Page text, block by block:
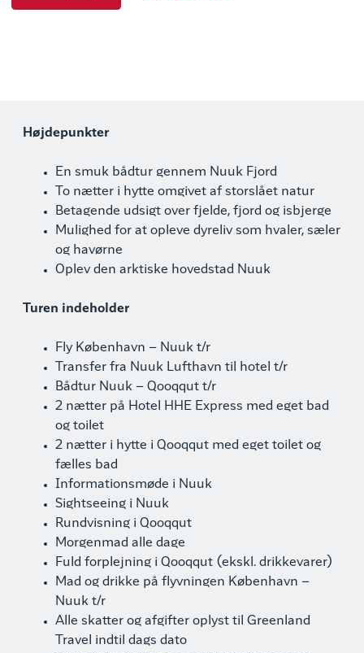
Højdepunkter
En smuk bådtur gennem Nuuk Fjord
To nætter i hytte omgivet af storslået natur
Betagende udsigt over fjelde, fjord og isbjerge
Mulighed for at opleve dyreliv som hvaler, sæler
og havørne
Oplev den arktiske hovedstad Nuuk
Turen indeholder
Fly København – Nuuk t/r
Transfer fra Nuuk Lufthavn til hotel t/r
Bådtur Nuuk – Qooqqut t/r
2 nætter på Hotel HHE Express med eget bad
og toilet
2 nætter i hytte i Qooqqut med eget toilet og
fælles bad
Informationsmøde i Nuuk
Sightseeing i Nuuk
Rundvisning i Qooqqut
Morgenmad alle dage
Fuld forplejning i Qooqqut (ekskl. drikkevarer)
Mad og drikke på flyvningen København –
Nuuk t/r
Alle skatter og afgifter oplyst til Greenland
Travel indtil dags dato